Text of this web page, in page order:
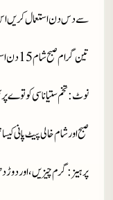
سے دس دن استعمال کریں اس
تین گرام صبح شام 15 دن استعمال کریں
نوٹ: تخم ستیاناسی کو توے
صبح اور شام خالی پیٹ پانی
پرہیز: گرم چیزیں ،اور